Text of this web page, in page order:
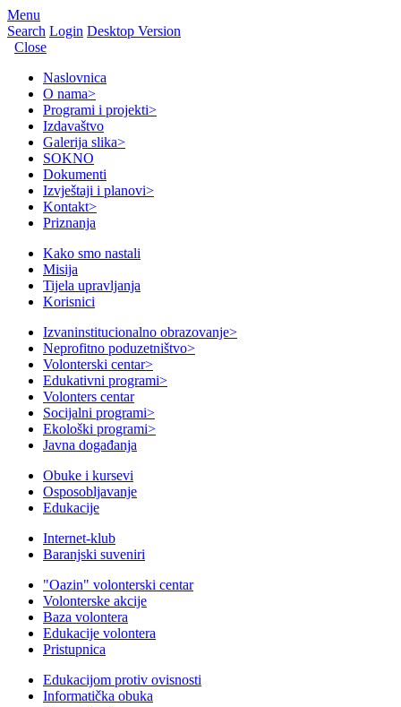
Menu
Search Login Desktop Version
Close
Naslovnica
O nama>
Programi i projekti>
Izdavaštvo
Galerija slika>
SOKNO
Dokumenti
Izvještaji i planovi>
Kontakt>
Priznanja
Kako smo nastali
Misija
Tijela upravljanja
Korisnici
Izvaninstitucionalno obrazovanje>
Neprofitno poduzetništvo>
Volonterski centar>
Edukativni programi>
Volonters centar
Socijalni programi>
Ekološki programi>
Javna događanja
Obuke i kursevi
Osposobljavanje
Edukacije
Internet-klub
Baranjski suveniri
"Oazin" volonterski centar
Volonterske akcije
Baza volontera
Edukacije volontera
Pristupnica
Edukacijom protiv ovisnosti
Informatička obuka